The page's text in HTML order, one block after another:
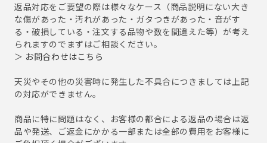
返品対応をご要望の際は様々なケース（商品説明にない大き
な傷があった・汚れがあった・ガタつきがあった・音がす
る・破損している・注文する品物や数を間違えた等）が考え
られますのでまずはご相談ください。
＞ お問合わせはこちら
天災やその他の災害時に発生した不具合につきましては上記
の対応ができません。
商品に特に問題はなく、お客様の都合による返品の場合は返
品や発送、ご返金にかかる一部または全部の費用をお客様に